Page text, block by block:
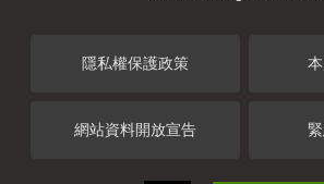
隱私權保護政策
網站資料開放宣告